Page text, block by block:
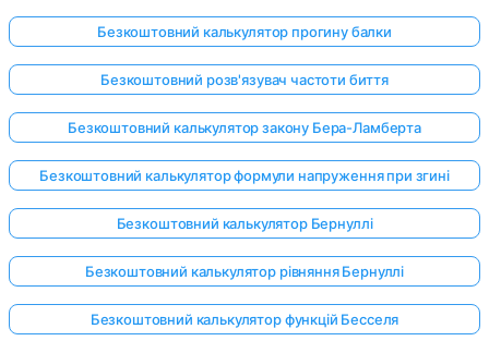
Безкоштовний калькулятор прогину балки
Безкоштовний розв'язувач частоти биття
Безкоштовний калькулятор закону Бера-Ламберта
Безкоштовний калькулятор формули напруження при згині
Безкоштовний калькулятор Бернуллі
Безкоштовний калькулятор рівняння Бернуллі
Безкоштовний калькулятор функцій Бесселя